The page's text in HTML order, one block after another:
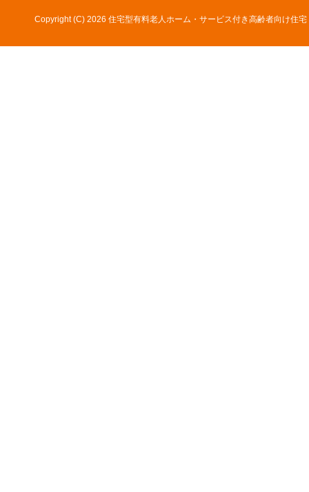
Copyright (C) 2026 住宅型有料老人ホーム・サービス付き高齢者向け住